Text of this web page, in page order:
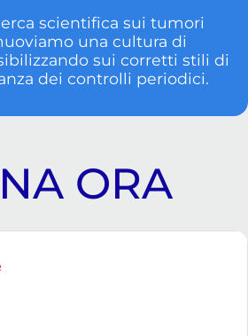
scientifica sui tumori
una cultura di
sui corretti stili di
dei controlli periodici.
ORA